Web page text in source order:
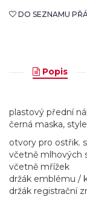
DO SEZNAMU
Popis
plastový přední
černá maska, style
otvory pro ostřik.
včetně mlhových
včetně mřížek
držák emblému /
držák registrační